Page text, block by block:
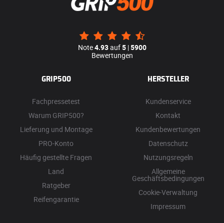
Note4.93auf5|5900
Bewertungen
GRIP500
Fachpressetest
Warum GRIP500?
Lieferung und Montage
PRO-Konto
Häufig gestellte Fragen
Land
Ratgeber
Reifengarantie
HERSTELLER
Kundenservice
Kontakt
Kundenbewertungen
Datenschutz
Nutzungsregeln
Allgemeine
Geschäftsbedingungen
Cookie-Verwaltung
Impressum